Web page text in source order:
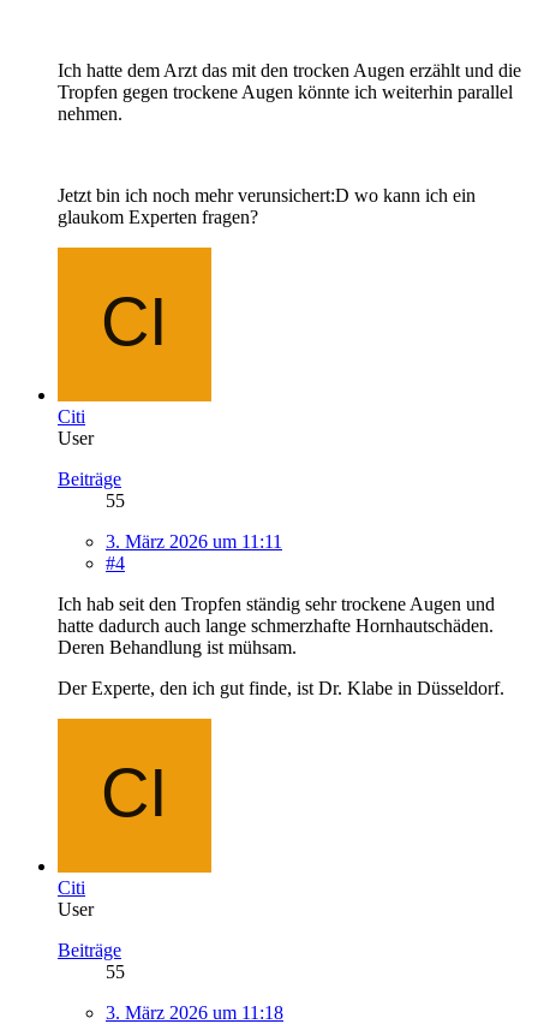
Ich hatte dem Arzt das mit den trocken Augen erzählt und die
Tropfen gegen trockene Augen könnte ich weiterhin parallel
nehmen.
Jetzt bin ich noch mehr verunsichert:D wo kann ich ein
glaukom Experten fragen?
Citi
User
Beiträge
55
3. März 2026 um 11:11
#4
Ich hab seit den Tropfen ständig sehr trockene Augen und
hatte dadurch auch lange schmerzhafte Hornhautschäden.
Deren Behandlung ist mühsam.
Der Experte, den ich gut finde, ist Dr. Klabe in Düsseldorf.
Citi
User
Beiträge
55
3. März 2026 um 11:18